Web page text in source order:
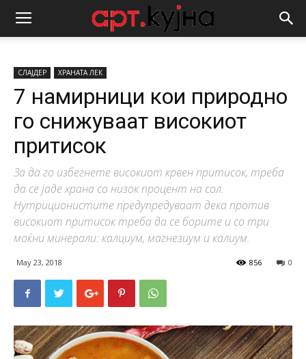
СЛАЈДЕР ХРАНАТА ЛЕК
7 намирници кои природно
го снижуваат високиот
притисок
За да го избегнете високиот крвен притисок, треба
да се јаде храна со низок процент на сол.
Нутриционистите предупредуваат дека против
високиот притисок треба да се борите и со три
моќни минерали: калциум, магнезиум и калиум.
May 23, 2018 0
856